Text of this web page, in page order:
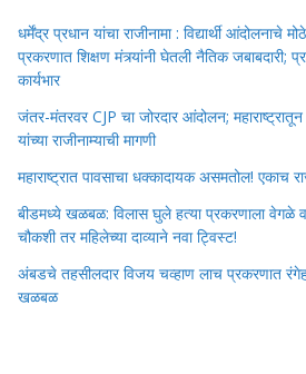
धर्मेंद्र प्रधान यांचा राजीनामा : विद्यार्थी
प्रकरणात शिक्षण मंत्र्यांनी घेतली नैतिक जबाबदारी;
कार्यभार
जंतर-मंतरवर CJP चा जोरदार आंदोलन;
यांच्या राजीनाम्याची मागणी
महाराष्ट्रात पावसाचा धक्कादायक असमतोल! एकाच
बीडमध्ये खळबळ: विलास घुले हत्या प्रकरणाला वेगळे
चौकशी तर महिलेच्या दाव्याने नवा ट्विस्ट!
अंबडचे तहसीलदार विजय चव्हाण लाच प्रकरणात
खळबळ